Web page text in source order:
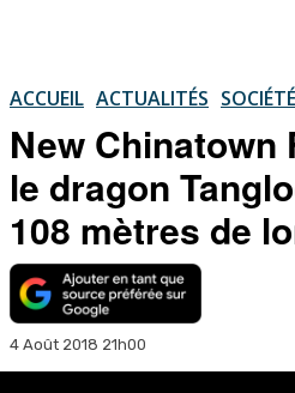
ACCUEIL ACTUALITÉS SOCIÉTÉ
New Chinatown
le dragon
108 mètres de
4 Août 2018 21h00